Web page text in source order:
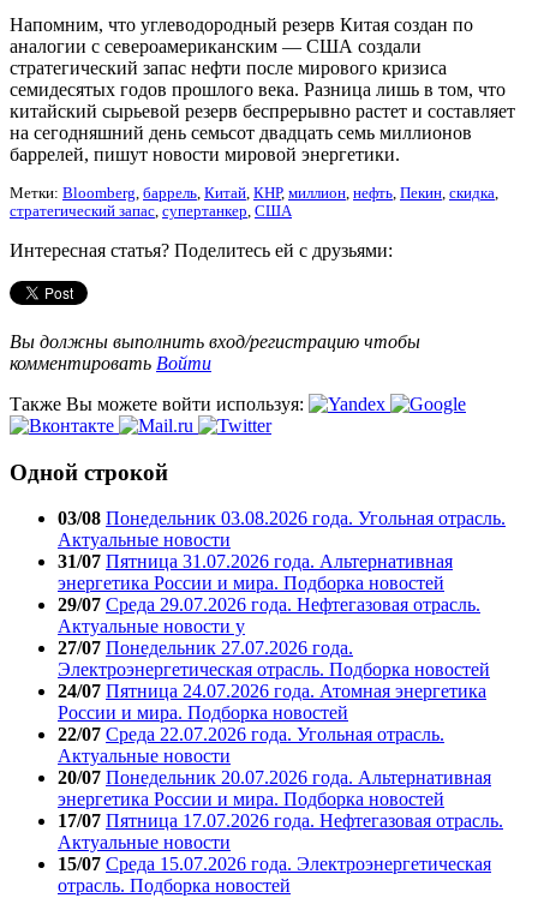
Напомним, что углеводородный резерв Китая создан по
аналогии с североамериканским — США создали
стратегический запас нефти после мирового кризиса
семидесятых годов прошлого века. Разница лишь в том, что
китайский сырьевой резерв беспрерывно растет и составляет
на сегодняшний день семьсот двадцать семь миллионов
баррелей, пишут новости мировой энергетики.
Метки: Bloomberg, баррель, Китай, КНР, миллион, нефть, Пекин, скидка,
стратегический запас, супертанкер, США
Интересная статья? Поделитесь ей с друзьями:
Вы должны выполнить вход/регистрацию чтобы
комментировать Войти
Также Вы можете войти используя:
Одной строкой
03/08 Понедельник 03.08.2026 года. Угольная отрасль.
Актуальные новости
31/07 Пятница 31.07.2026 года. Альтернативная
энергетика России и мира. Подборка новостей
29/07 Среда 29.07.2026 года. Нефтегазовая отрасль.
Актуальные новости у
27/07 Понедельник 27.07.2026 года.
Электроэнергетическая отрасль. Подборка новостей
24/07 Пятница 24.07.2026 года. Атомная энергетика
России и мира. Подборка новостей
22/07 Среда 22.07.2026 года. Угольная отрасль.
Актуальные новости
20/07 Понедельник 20.07.2026 года. Альтернативная
энергетика России и мира. Подборка новостей
17/07 Пятница 17.07.2026 года. Нефтегазовая отрасль.
Актуальные новости
15/07 Среда 15.07.2026 года. Электроэнергетическая
отрасль. Подборка новостей